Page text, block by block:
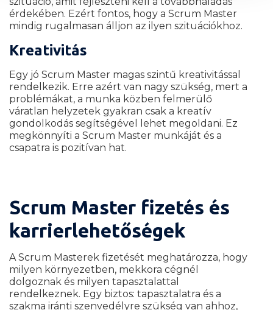
érdekében. Ezért fontos, hogy a Scrum Master
mindig rugalmasan álljon az ilyen szituációkhoz.
Kreativitás
Egy jó Scrum Master magas szintű kreativitással
rendelkezik. Erre azért van nagy szükség, mert a
problémákat, a munka közben felmerülő
váratlan helyzetek gyakran csak a kreatív
gondolkodás segítségével lehet megoldani. Ez
megkönnyíti a Scrum Master munkáját és a
csapatra is pozitívan hat.
Scrum Master fizetés és
karrierlehetőségek
A Scrum Masterek fizetését meghatározza, hogy
milyen környezetben, mekkora cégnél
dolgoznak és milyen tapasztalattal
rendelkeznek. Egy biztos: tapasztalatra és a
szakma iránti szenvedélyre szükség van ahhoz,